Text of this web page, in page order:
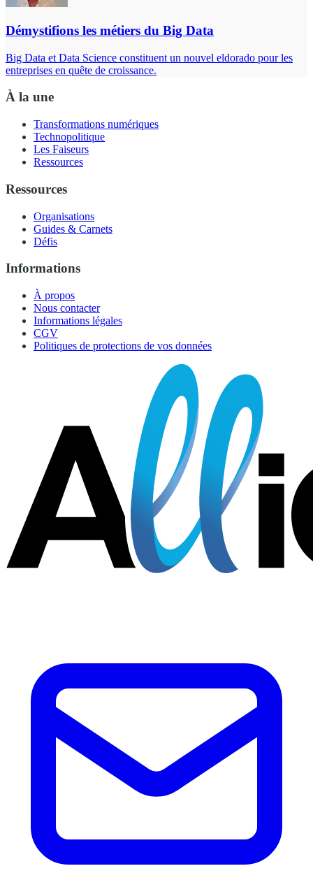
Démystifions les métiers du Big Data
Big Data et Data Science constituent un nouvel eldorado pour les
entreprises en quête de croissance.
À la une
Transformations numériques
Technopolitique
Les Faiseurs
Ressources
Ressources
Organisations
Guides & Carnets
Défis
Informations
À propos
Nous contacter
Informations légales
CGV
Politiques de protections de vos données